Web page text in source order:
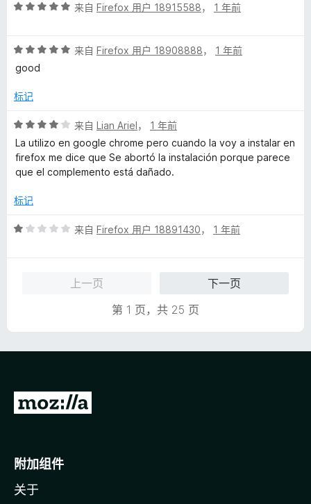
/评
/
5
来自 Firefox 用户 18915588， 1 年前
评
分
/
来自 Firefox 用户 18908888， 1 年前
good
标记
评
分
4
/
来自 Lian Ariel， 1 年前
La utilizo en google chrome pero cuando la voy a instalar en
firefox me dice que Se abortó la instalación porque parece
que el complemento está dañado.
标记
评
来自 Firefox 用户 18891430， 1 年前
上一页
下一页
第 1 页，共 25 页
转
o
i
附加组件
关于